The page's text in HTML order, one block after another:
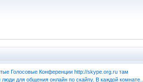
Голосовые Конференции http://skype.org.ru там
люди для общения онлайн по скайпу. В каждой комнате…